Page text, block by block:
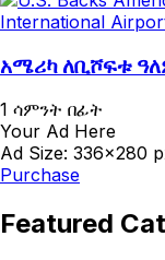
አሜሪካ ለቢሾፍቱ
1 ሳምንት በፊት
Your Ad Here
Ad Size: 336x280
Purchase
Featured